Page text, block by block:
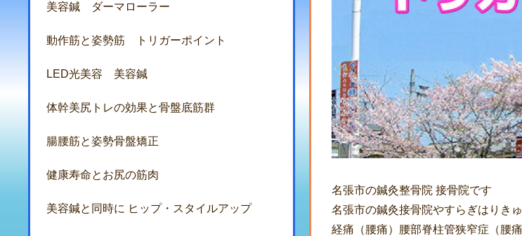
名張市の鍼灸整骨院 接骨院です
名張市の鍼灸接骨院やすらぎはりき
経痛（腰痛）腰部脊柱管狭窄症（腰
美容鍼 ダーマローラー
動作筋と姿勢筋 トリガーポイント
LED光美容 美容鍼
体幹美尻トレの効果と骨盤底筋群
腸腰筋と姿勢骨盤矯正
健康寿命とお尻の筋肉
美容鍼と同時に ヒップ・スタイルアップ